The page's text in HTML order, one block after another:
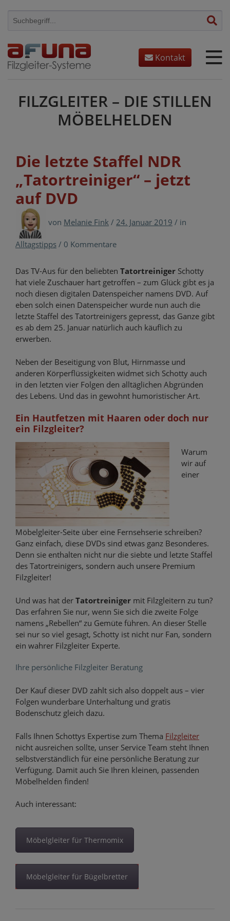
Skip
Kontakt
FILZGLEITER – DIE STILLEN
MÖBELHELDEN
Die letzte Staffel NDR
„Tatortreiniger“ – jetzt
auf DVD
von Melanie Fink / 24. Januar 2019 / in
Alltagstipps / 0 Kommentare
Das TV-Aus für den beliebten Tatortreiniger Schotty
hat viele Zuschauer hart getroffen – zum Glück gibt es ja
noch diesen digitalen Datenspeicher namens DVD. Auf
eben solch einen Datenspeicher wurde nun auch die
letzte Staffel des Tatortreinigers gepresst, das Ganze gibt
es ab dem 25. Januar natürlich auch käuflich zu
erwerben.
Neben der Beseitigung von Blut, Hirnmasse und
anderen Körperflüssigkeiten widmet sich Schotty auch
in den letzten vier Folgen den alltäglichen Abgründen
des Lebens. Und das in gewohnt humoristischer Art.
Ein Hautfetzen mit Haaren oder doch nur
ein Filzgleiter?
Warum
wir auf
einer
Möbelgleiter-Seite über eine Fernsehserie schreiben?
Ganz einfach, diese DVDs sind etwas ganz Besonderes.
Denn sie enthalten nicht nur die siebte und letzte Staffel
des Tatortreinigers, sondern auch unsere Premium
Filzgleiter!
Und was hat der Tatortreiniger mit Filzgleitern zu tun?
Das erfahren Sie nur, wenn Sie sich die zweite Folge
namens „Rebellen“ zu Gemüte führen. An dieser Stelle
sei nur so viel gesagt, Schotty ist nicht nur Fan, sondern
ein wahrer Filzgleiter Experte.
Ihre persönliche Filzgleiter Beratung
Der Kauf dieser DVD zahlt sich also doppelt aus – vier
Folgen wunderbare Unterhaltung und gratis
Bodenschutz gleich dazu.
Falls Ihnen Schottys Expertise zum Thema Filzgleiter
nicht ausreichen sollte, unser Service Team steht Ihnen
selbstverständlich für eine persönliche Beratung zur
Verfügung. Damit auch Sie Ihren kleinen, passenden
Möbelhelden finden!
Auch interessant:
Möbelgleiter für Thermomix
Möbelgleiter für Bügelbretter